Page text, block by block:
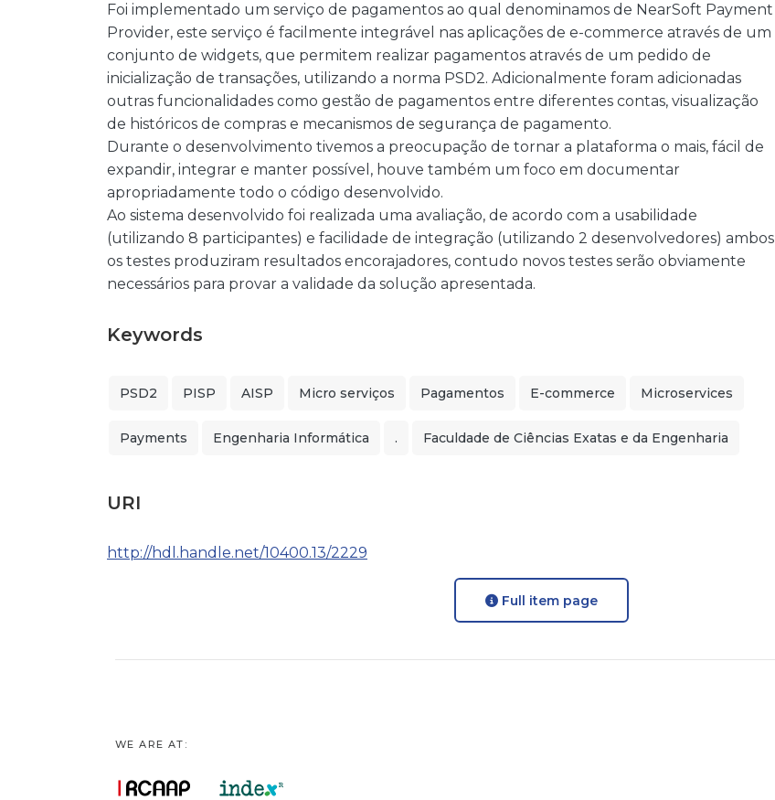
Foi implementado um serviço de pagamentos ao qual denominamos de NearSoft Payment
Provider, este serviço é facilmente integrável nas aplicações de e-commerce através de um
conjunto de widgets, que permitem realizar pagamentos através de um pedido de
inicialização de transações, utilizando a norma PSD2. Adicionalmente foram adicionadas
outras funcionalidades como gestão de pagamentos entre diferentes contas, visualização
de históricos de compras e mecanismos de segurança de pagamento.
Durante o desenvolvimento tivemos a preocupação de tornar a plataforma o mais, fácil de
expandir, integrar e manter possível, houve também um foco em documentar
apropriadamente todo o código desenvolvido.
Ao sistema desenvolvido foi realizada uma avaliação, de acordo com a usabilidade
(utilizando 8 participantes) e facilidade de integração (utilizando 2 desenvolvedores) ambos
os testes produziram resultados encorajadores, contudo novos testes serão obviamente
necessários para provar a validade da solução apresentada.
Keywords
PSD2 PISP AISP Micro serviços Pagamentos E-commerce Microservices
Payments Engenharia Informática . Faculdade de Ciências Exatas e da Engenharia
URI
http://hdl.handle.net/10400.13/2229
Full item page
WE ARE AT: